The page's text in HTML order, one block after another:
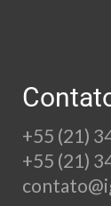
+55 (21)
+55 (21)